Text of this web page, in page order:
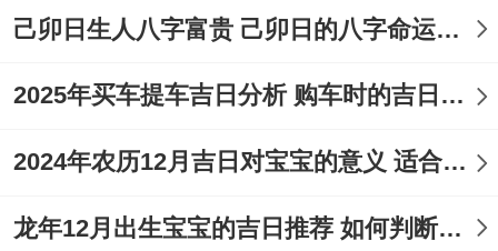
吉时：上午9-11点（巳时）、下午5-7点
（酉时）...
者 理发帮助提升自信与清晰思维！
分析：此日同为“司命”黄道吉日 利于文书、
己卯日生人八字富贵 己卯日的八字命运如何
2025年买车提车吉日分析 购车时的吉日与禁忌
2024年农历12月吉日对宝宝的意义 适合龙年宝宝出生的日子有哪些
龙年12月出生宝宝的吉日推荐 如何判断吉日是否适合宝宝